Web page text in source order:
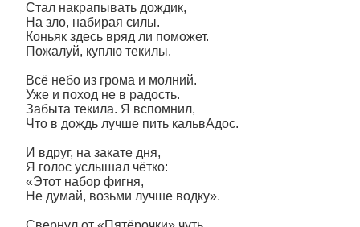
Стал накрапывать дождик,
На зло, набирая силы.
Коньяк здесь вряд ли поможет.
Пожалуй, куплю текилы.
Всё небо из грома и молний.
Уже и поход не в радость.
Забыта текила. Я вспомнил,
Что в дождь лучше пить кальвАдос.
И вдруг, на закате дня,
Я голос услышал чётко:
«Этот набор фигня,
Не думай, возьми лучше водку».